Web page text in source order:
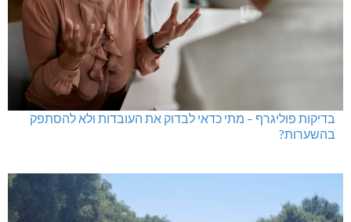
בדיקות פוליגרף – מתי כדאי לבדוק את העובדות ולא להסתפק
בהשערות?